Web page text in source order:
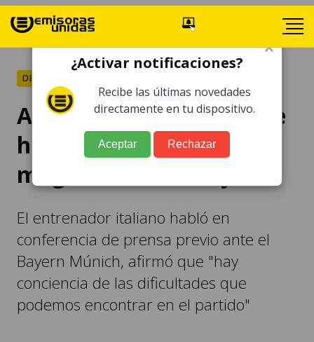
DEPORTES
Ancelotti cree que puede
haber una "noche
mágica" ante el Bayern
El entrenador italiano habló en
conferencia de prensa previo ante el
Bayern Múnich, afirmó que "hay
conciencia de las dificultades que
podemos encontrar en el partido"
×
¿Activar notificaciones?
Recibe las últimas novedades
directamente en tu dispositivo.
Aceptar Rechazar